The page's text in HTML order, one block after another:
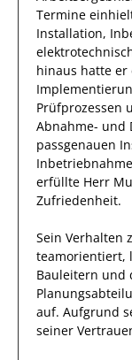
Termine
Installation,
hinaus hatte
Prüfprozessen
Abnahme- und
passgenauen
erfüllte Herr
Zufriedenheit.
Sein Verhalten
teamorientiert,
Bauleitern und
auf. Aufgrund
seiner